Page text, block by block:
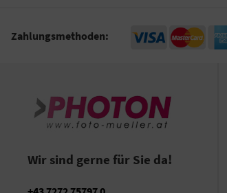
Zahlungsmethoden:
Wir sind gerne für Sie da!